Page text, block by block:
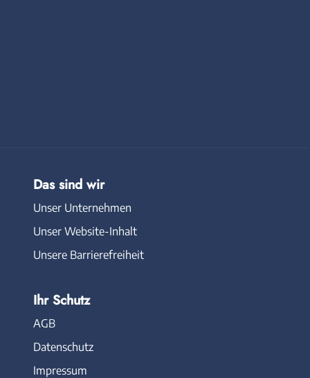
Das sind wir
Unser Unternehmen
Unser Website-Inhalt
Unsere Barrierefreiheit
Ihr Schutz
AGB
Datenschutz
Impressum